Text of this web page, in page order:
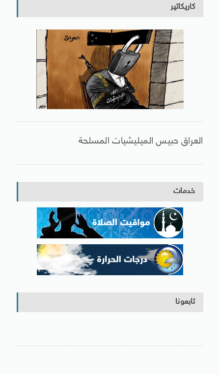
كاريكاتير
العراق حبيس الميليشيات المسلحة
خدمات
تابعونا